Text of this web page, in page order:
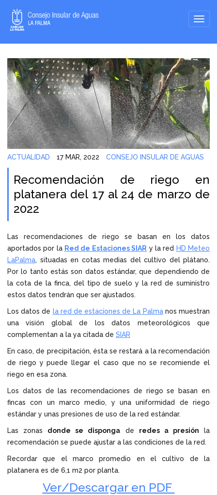
ACTUALIDAD 17 MAR, 2022 CONSEJO INSULAR DE AGUAS
Recomendación de riego en
platanera del 17 al 24 de marzo de
2022
Las recomendaciones de riego se basan en los datos
aportados por la Red de Estaciones SIAR y la red HD Meteo
LaPalma, situadas en cotas medias del cultivo del plátano.
Por lo tanto estás son datos estándar, que dependiendo de
la cota de la finca, del tipo de suelo y la red de suministro
estos datos tendrán que ser ajustados.
Los datos de la red de estaciones de La Palmanos muestran
una visión global de los datos meteorológicos que
complementan a la ya citada de SIAR
En caso, de precipitación, ésta se restará a la recomendación
de riego y puede llegar el caso que no se recomiende el
riego en esa zona.
Los datos de las recomendaciones de riego se basan en
fincas con un marco medio, y una uniformidad de riego
estándar y unas presiones de uso de la red estándar.
Las zonas donde se disponga de redes a presión la
recomendación se puede ajustar a las condiciones de la red.
Recordar que el marco promedio en el cultivo de la
platanera es de 6,1 m2 por planta.
Ver/Descargar en PDF